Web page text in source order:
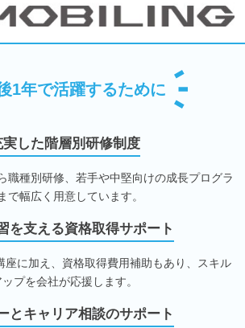
1年で活躍するために
実した階層別研修制度
職種別研修、若手や中堅向けの成長プログラ
で幅広く用意しています。
を支える資格取得サポート
座に加え、資格取得費用補助もあり、スキル
ップを会社が応援します。
とキャリア相談のサポート